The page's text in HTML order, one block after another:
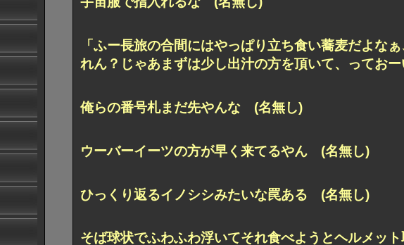
「ふー長旅の合間にはやっぱり立ち食い蕎麦だよな
れん？じゃあまずは少し出汁の方を頂いて、ってお
俺らの番号札まだ先やんな (名無し)
ウーバーイーツの方が早く来てるやん (名無し)
ひっくり返るイノシシみたいな罠ある (名無し)
そば球状でふわふわ浮いてそれ食べようとヘルメッ